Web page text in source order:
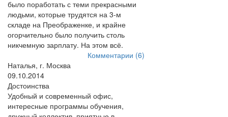
было поработать с теми прекрасными
людьми, которые трудятся на 3-м
складе на Преображенке, и крайне
огорчительно было получить столь
никчемную зарплату. На этом всё.
Комментарии (6)
Наталья, г. Москва
09.10.2014
Достоинства
Удобный и современный офис,
интересные программы обучения,